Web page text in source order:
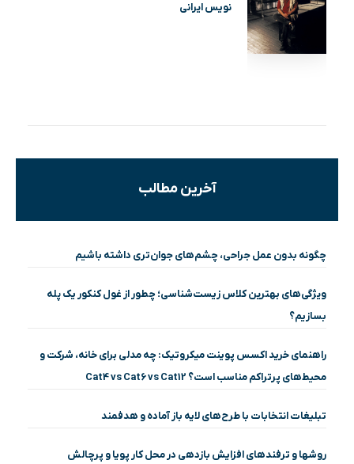
نویس ایرانی
آخرین مطالب
چگونه بدون عمل جراحی، چشم‌های جوان‌تری داشته باشیم
ویژگی‌های بهترین کلاس زیست‌شناسی؛ چطور از غول کنکور یک پله
بسازیم؟
راهنمای خرید اکسس پوینت میکروتیک: چه مدلی برای خانه، شرکت و
محیط‌های پرتراکم مناسب است؟ Cat4 vs Cat6 vs Cat12
تبلیغات انتخابات با طرح‌های لایه باز آماده و هدفمند
روشها و ترفندهای افزایش بازدهی در محل کار پویا و پرچالش